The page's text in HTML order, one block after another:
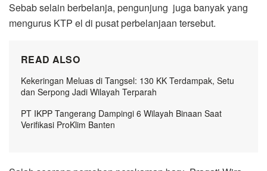
Sebab selain berbelanja, pengunjung juga banyak yang
mengurus KTP el di pusat perbelanjaan tersebut.
READ ALSO
Kekeringan Meluas di Tangsel: 130 KK Terdampak, Setu
dan Serpong Jadi Wilayah Terparah
PT IKPP Tangerang Dampingi 6 Wilayah Binaan Saat
Verifikasi ProKlim Banten